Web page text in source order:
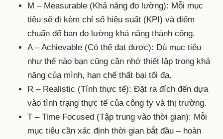
M – Measurable (Khả năng đo lường): Mỗi mục
tiêu sẽ đi kèm chỉ số hiệu suất (KPI) và điểm
chuẩn để bạn đo lường khả năng thành công.
A – Achievable (Có thể đạt được): Dù mục tiêu
như thế nào bạn cũng cần nhớ thiết lập trong khả
năng của mình, hạn chế thất bại tối đa.
R – Realistic (Tính thực tế): Đặt ra đích đến dựa
vào tình trạng thực tế của công ty và thị trường.
T – Time Focused (Tập trung vào thời gian): Mỗi
mục tiêu cần xác định thời gian bắt đầu – hoàn